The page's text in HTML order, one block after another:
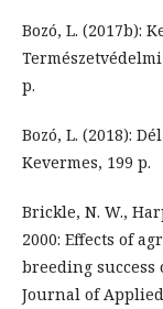
Bozó, L. (2017b):
p.
Bozó, L. (2018):
Kevermes, 199 p.
Brickle, N. W.,
2000: Effects of
breeding
Journal of Applied